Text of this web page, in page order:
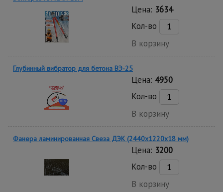
Цена: 3634
Кол-во
В корзину
Глубинный вибратор для бетона ВЭ-25
Цена: 4950
Кол-во
В корзину
Фанера ламинированная Свеза ДЭК (2440х1220х18 мм)
Цена: 3200
Кол-во
В корзину